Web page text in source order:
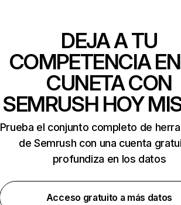
DEJA A TU
COMPETENCIA
CUNETA CON
SEMRUSH HOY
Prueba el conjunto completo de
de Semrush con una cuenta
profundiza en los datos
Acceso gratuito a más datos